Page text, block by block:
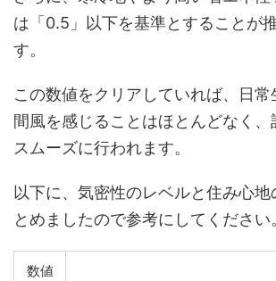
は「0.5」以下を基準とすることが
す。
この数値をクリアしていれば、日
間風を感じることはほとんどなく、
スムーズに行われます。
以下に、気密性のレベルと住み心地
とめましたので参考にしてください
数値